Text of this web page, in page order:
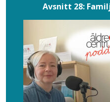
Avsnitt 28: